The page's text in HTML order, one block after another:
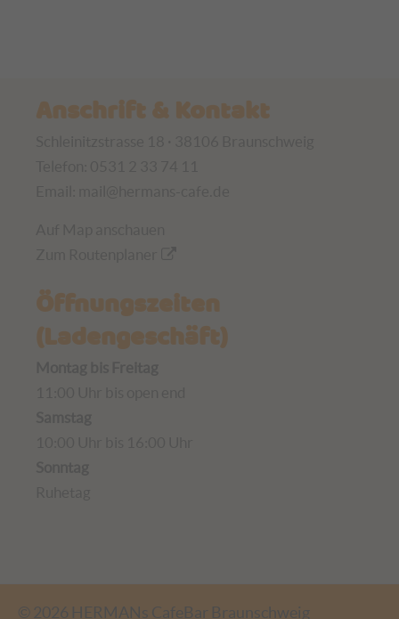
Anschrift & Kontakt
Öffnungszeiten
(Ladengeschäft)
© 2026 HERMANs CafeBar Braunschweig